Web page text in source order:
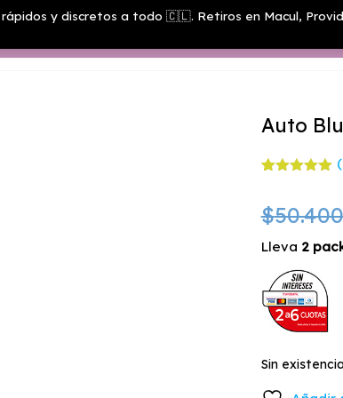
rápidos y discretos a todo 🇨🇱. Retiros en Macul,
Auto
de 5 en
base a
s de
(
$50.400
Lleva 2
Sin